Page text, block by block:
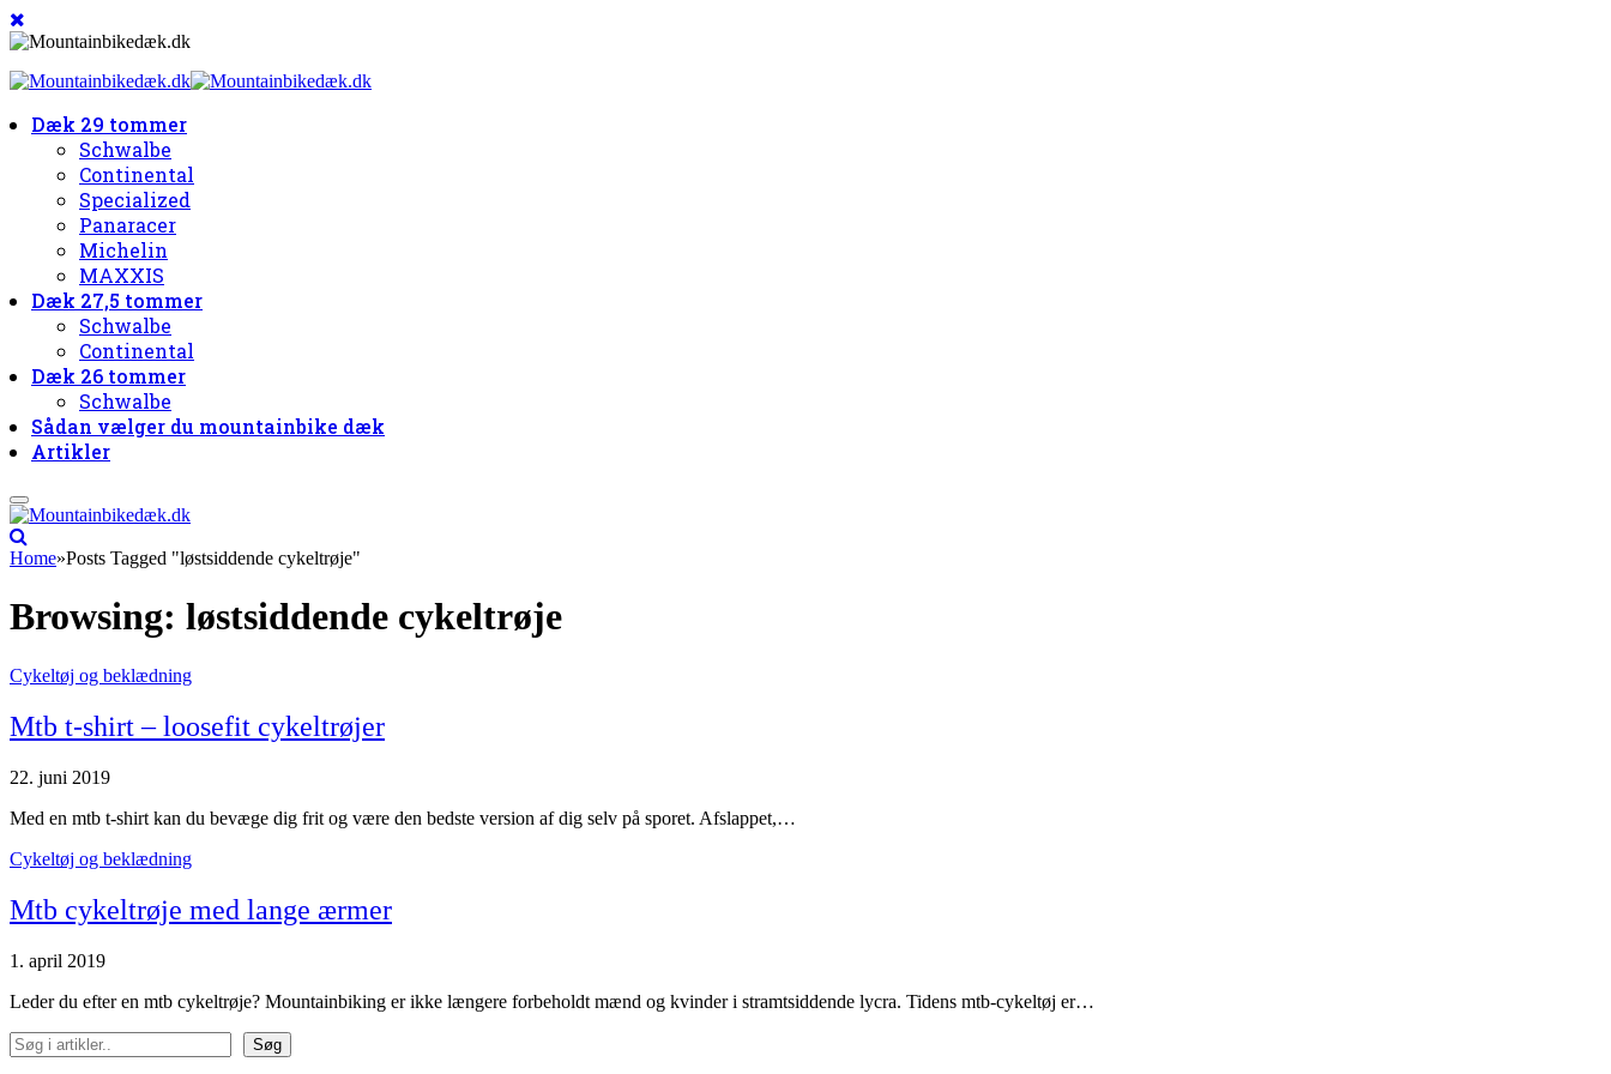
Dæk 29 tommer
Schwalbe
Continental
Specialized
Panaracer
Michelin
MAXXIS
Dæk 27,5 tommer
Schwalbe
Continental
Dæk 26 tommer
Schwalbe
Sådan vælger du mountainbike dæk
Artikler
Home»Posts Tagged "løstsiddende cykeltrøje"
Browsing: løstsiddende cykeltrøje
Cykeltøj og beklædning
Mtb t-shirt – loosefit cykeltrøjer
22. juni 2019
Med en mtb t-shirt kan du bevæge dig frit og være den bedste version af dig selv på sporet. Afslappet,…
Cykeltøj og beklædning
Mtb cykeltrøje med lange ærmer
1. april 2019
Leder du efter en mtb cykeltrøje? Mountainbiking er ikke længere forbeholdt mænd og kvinder i stramtsiddende lycra. Tidens mtb-cykeltøj er…
Søg
Søg